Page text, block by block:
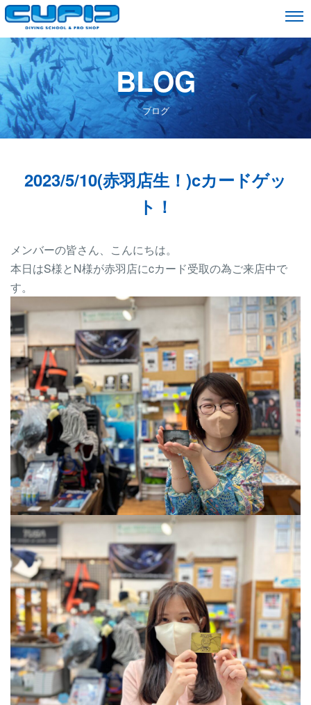
BLOG
ブログ
2023/5/10(赤羽店生！)cカードゲッ
ト！
メンバーの皆さん、こんにちは。
本日はS様とN様が赤羽店にcカード受取の為ご来店中で
す。